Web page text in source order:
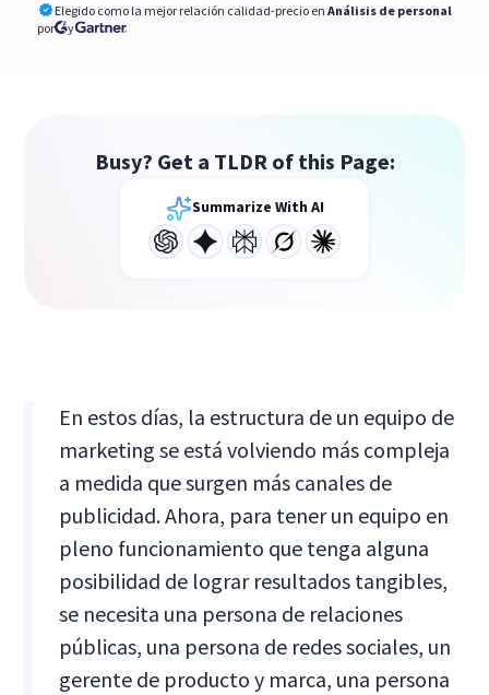
Elegido como la mejor relación calidad-precio en Análisis de personal
por
y
Busy? Get a TLDR of this Page:
Summarize With AI
En estos días, la estructura de un equipo de
marketing se está volviendo más compleja
a medida que surgen más canales de
publicidad. Ahora, para tener un equipo en
pleno funcionamiento que tenga alguna
posibilidad de lograr resultados tangibles,
se necesita una persona de relaciones
públicas, una persona de redes sociales, un
gerente de producto y marca, una persona